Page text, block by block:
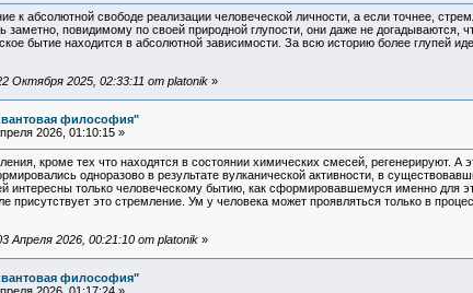
к абсолютной свободе реализации человеческой личности, а если точнее,
заметно, повидимому по своей природной глупости, они даже не догадываются,
бытие находится в абсолютной зависимости. За всю историю более глупей
Октября 2025, 02:33:11 от platonik»
философия"
2026, 01:10:15 »
кроме тех что находятся в состоянии химических смесей, регенерируют.
одноразово в результате вулканической активности, в
интересны только человеческому бытию, как сформировавшемуся именно для
присутствует это стремление. Ум у человека может проявляться только в
Апреля 2026, 00:21:10 от platonik»
философия"